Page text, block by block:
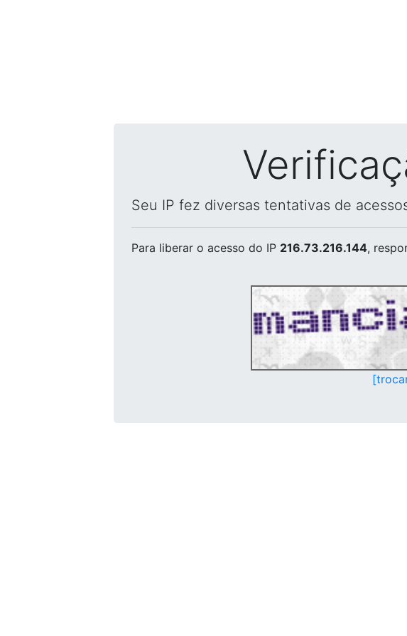
Seu IP fez diversas tentativas de
Para liberar o acesso do IP 216.73.216.144,